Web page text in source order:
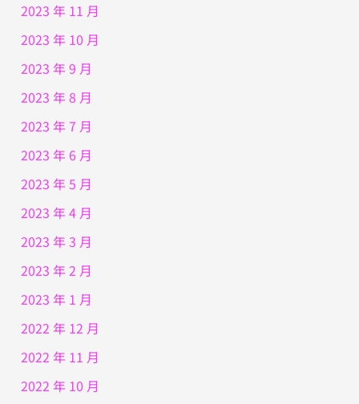
2023 年 11 月
2023 年 10 月
2023 年 9 月
2023 年 8 月
2023 年 7 月
2023 年 6 月
2023 年 5 月
2023 年 4 月
2023 年 3 月
2023 年 2 月
2023 年 1 月
2022 年 12 月
2022 年 11 月
2022 年 10 月